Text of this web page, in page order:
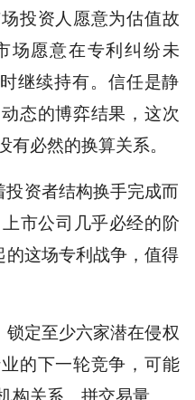
投资人愿意为估值故
场愿意在专利纠纷未
继续持有。信任是静
态的博弈结果，这次
必然的换算关系。
资者结构换手完成而
市公司几乎必经的阶
这场专利战争，值得
定至少六家潜在侵权
的下一轮竞争，可能
关系、拼交易量。